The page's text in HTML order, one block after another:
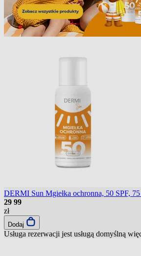
DERMI Sun Mgiełka ochronna, 50 SPF,
29 99
zł
Dodaj
Usługa rezerwacji jest usługą domyślną